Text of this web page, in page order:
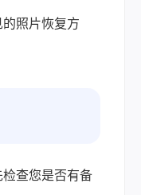
照片恢复方
查您是否有备